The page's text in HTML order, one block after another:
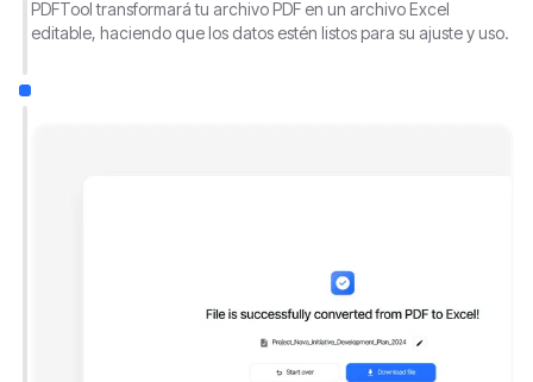
PDFTool transformará tu archivo PDF en un archivo Excel
editable, haciendo que los datos estén listos para su ajuste y uso.